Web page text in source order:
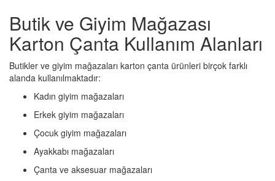
Butik ve Giyim Mağazası
Karton Çanta Kullanım Alanları
Butikler ve giyim mağazaları karton çanta ürünleri birçok farklı
alanda kullanılmaktadır:
Kadın giyim mağazaları
Erkek giyim mağazaları
Çocuk giyim mağazaları
Ayakkabı mağazaları
Çanta ve aksesuar mağazaları